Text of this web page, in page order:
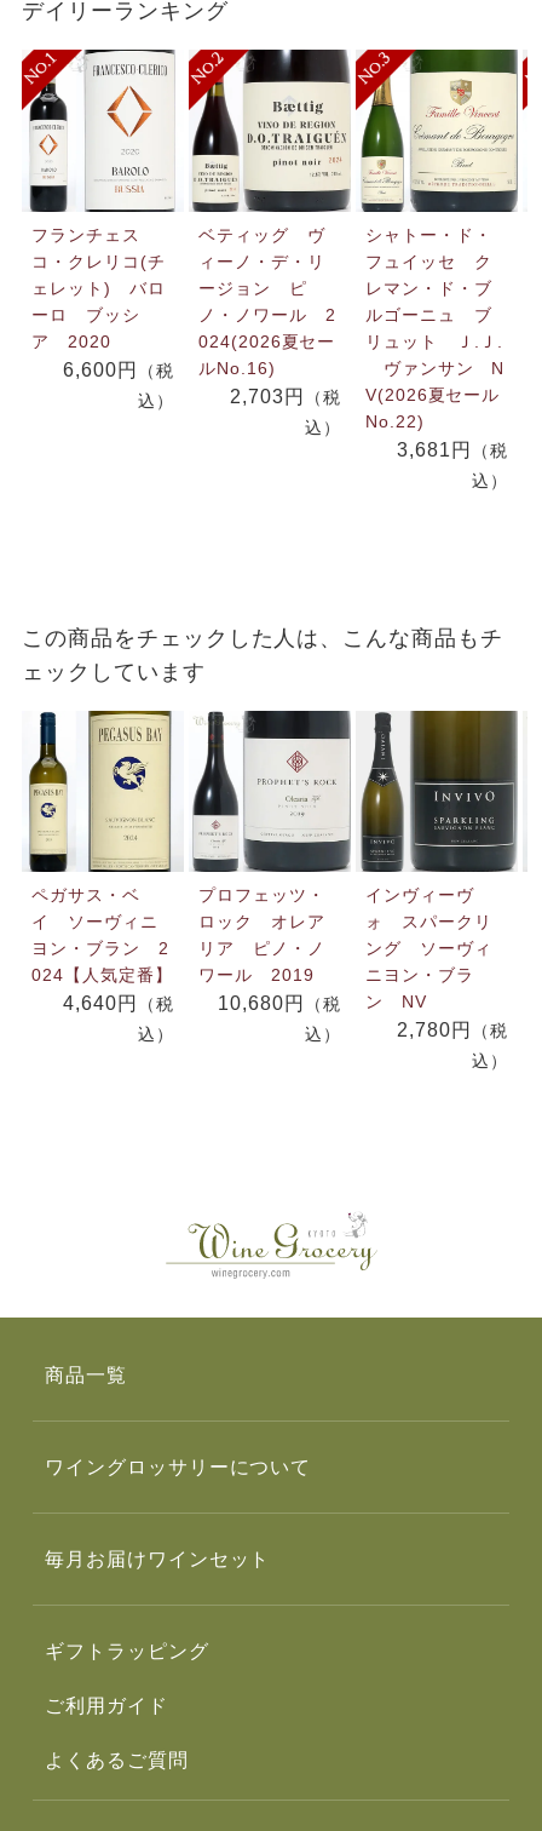
デイリーランキング
フランチェス
コ・クレリコ(チ
ェレット) バロ
ーロ ブッシ
ア 2020
6,600円
（税
込）
ベティッグ ヴ
ィーノ・デ・リ
ージョン ピ
ノ・ノワール 2
024(2026夏セー
ルNo.16)
2,703円
（税
込）
シャトー・ド・
フュイッセ ク
レマン・ド・ブ
ルゴーニュ ブ
リュット Ｊ.Ｊ.
ヴァンサン N
V(2026夏セール
No.22)
3,681円
（税
込）
この商品をチェックした人は、こんな商品もチ
ェックしています
ペガサス・ベ
イ ソーヴィニ
ヨン・ブラン 2
024【人気定番】
4,640円
（税
込）
プロフェッツ・
ロック オレア
リア ピノ・ノ
ワール 2019
10,680円
（税
込）
インヴィーヴ
ォ スパークリ
ング ソーヴィ
ニヨン・ブラ
ン NV
2,780円
（税
込）
商品一覧
ワイングロッサリーについて
毎月お届けワインセット
ギフトラッピング
ご利用ガイド
よくあるご質問